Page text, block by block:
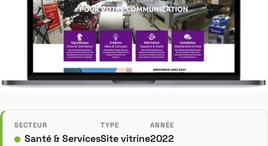
SECTEUR
Santé & Services
TYPE
Site vitrine
ANNÉE
2022